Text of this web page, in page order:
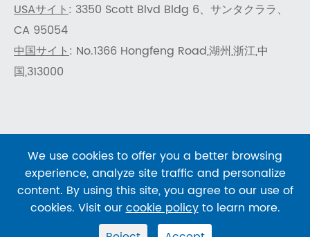
USAサイト: 3350 Scott Blvd Bldg 6、サンタクララ、
CA 95054
中国サイト: No.1366 Hongfeng Road,湖州,浙江,中
国,313000
著作権 ©SHENTEKBIOすべての権利が予約されていま
す。
サイトマップ
| プライバシーポリシー
We use cookies to offer you a better browsing
experience, analyze site traffic and personalize
content. By using this site, you agree to our use of
cookies. Visit ourcookie policyto learn more.